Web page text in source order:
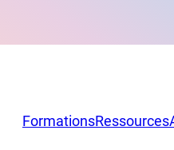
FormationsRessources